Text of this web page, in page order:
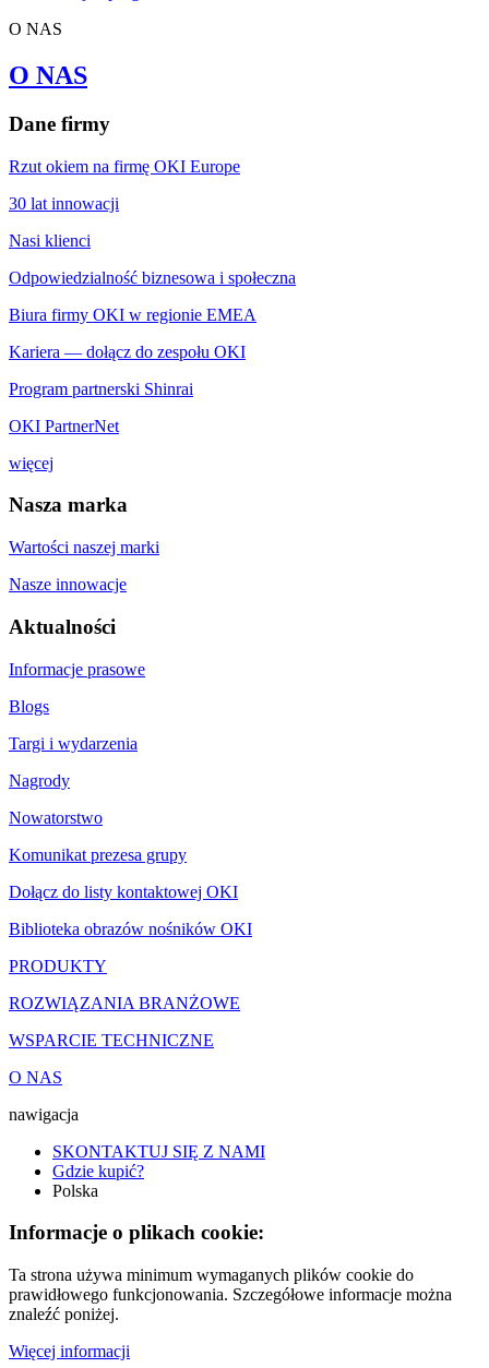
O NAS
O NAS
Dane firmy
Rzut okiem na firmę OKI Europe
30 lat innowacji
Nasi klienci
Odpowiedzialność biznesowa i społeczna
Biura firmy OKI w regionie EMEA
Kariera — dołącz do zespołu OKI
Program partnerski Shinrai
OKI PartnerNet
więcej
Nasza marka
Wartości naszej marki
Nasze innowacje
Aktualności
Informacje prasowe
Blogs
Targi i wydarzenia
Nagrody
Nowatorstwo
Komunikat prezesa grupy
Dołącz do listy kontaktowej OKI
Biblioteka obrazów nośników OKI
PRODUKTY
ROZWIĄZANIA BRANŻOWE
WSPARCIE TECHNICZNE
O NAS
nawigacja
SKONTAKTUJ SIĘ Z NAMI
Gdzie kupić?
Polska
Informacje o plikach cookie:
Ta strona używa minimum wymaganych plików cookie do
prawidłowego funkcjonowania. Szczegółowe informacje można
znaleźć poniżej.
Więcej informacji